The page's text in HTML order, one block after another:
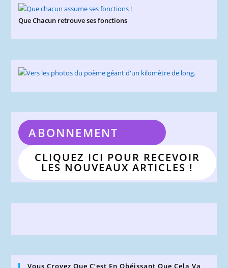
Que Chacun retrouve ses fonctions
ABONNEMENT
CLIQUEZ ICI POUR RECEVOIR
LES NOUVEAUX ARTICLES !
Vous Croyez Que C’est En Obéissant Que Cela Va